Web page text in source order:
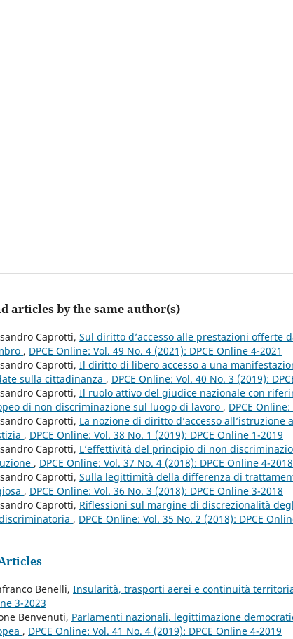
articles by the same author(s)
Caprotti, Sul diritto d’accesso alle prestazioni offerte
, DPCE Online: Vol. 49 No. 4 (2021): DPCE Online 4-2021
Caprotti, Il diritto di libero accesso a una
sulla cittadinanza , DPCE Online: Vol. 40 No. 3 (2019):
Caprotti, Il ruolo attivo del giudice nazionale con
di non discriminazione sul luogo di lavoro , DPCE
Caprotti, La nozione di diritto d’accesso
, DPCE Online: Vol. 38 No. 1 (2019): DPCE Online 1-2019
Caprotti, L’effettività del principio di non
, DPCE Online: Vol. 37 No. 4 (2018): DPCE Online 4-2018
Caprotti, Sulla legittimità della differenza di
, DPCE Online: Vol. 36 No. 3 (2018): DPCE Online 3-2018
Caprotti, Riflessioni sul margine di discrezionalità
, DPCE Online: Vol. 35 No. 2 (2018): DPCE
Benelli, Insularità, trasporti aerei e continuità
3-2023
Benvenuti, Parlamenti nazionali, legittimazione
, DPCE Online: Vol. 41 No. 4 (2019): DPCE Online 4-2019